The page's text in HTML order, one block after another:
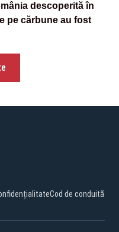
descoperită în
pe cărbune au fost
Cod de conduită